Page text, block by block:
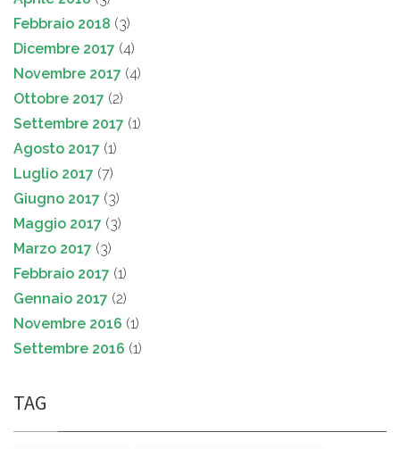
Febbraio 2018 (3)
Dicembre 2017 (4)
Novembre 2017 (4)
Ottobre 2017 (2)
Settembre 2017 (1)
Agosto 2017 (1)
Luglio 2017 (7)
Giugno 2017 (3)
Maggio 2017 (3)
Marzo 2017 (3)
Febbraio 2017 (1)
Gennaio 2017 (2)
Novembre 2016 (1)
Settembre 2016 (1)
TAG